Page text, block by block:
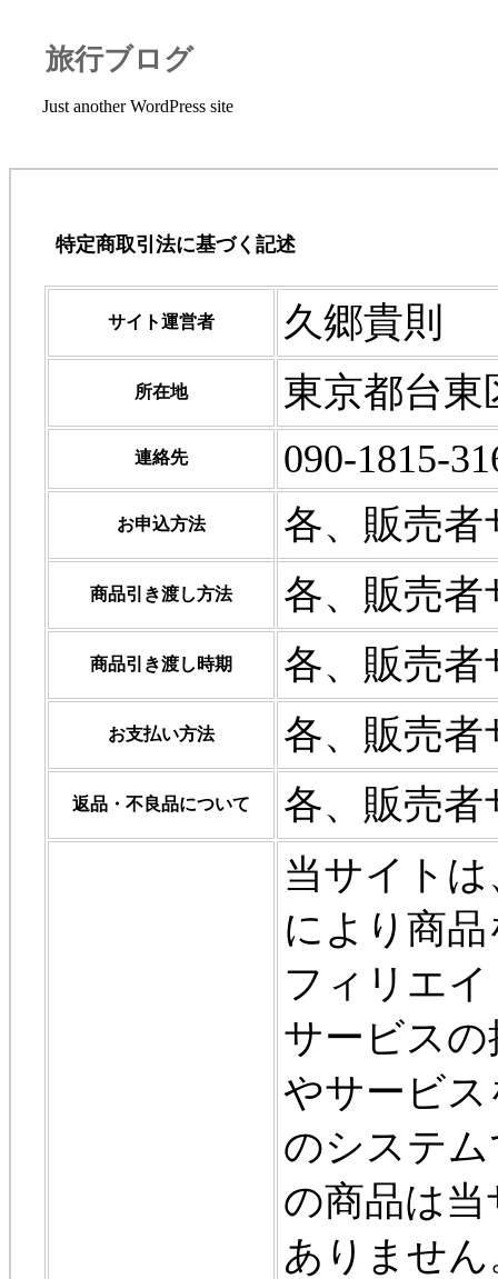
旅行ブログ
Just another WordPress site
特定商取引法に基づく記述
サイト運営者 久郷貴則
所在地 東京都台東
連絡先 090-1815-
お申込方法 各、販売
商品引き渡し方法 各、販売
商品引き渡し時期 各、販売
お支払い方法 各、販売
返品・不良品について 各、販売
当サイト
により商
フィリエ
サービス
やサービ
のシステ
の商品は
ありませ